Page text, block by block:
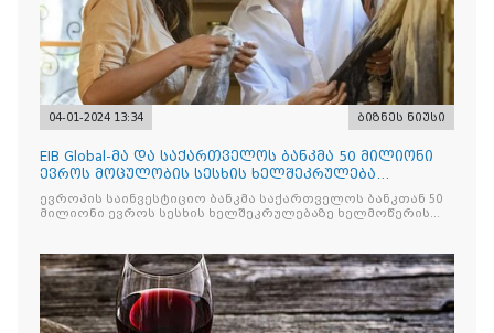
04-01-2024 13:34 ბიზნეს ნიუსი
EIB Global-მა და საქართველოს ბანკმა 50 მილიონი
ევროს მოცულობის სესხის ხელშეკრულება
გააფორმეს
ევროპის საინვესტიციო ბანკმა საქართველოს ბანკთან 50
მილიონი ევროს სესხის ხელშეკრულებაზე ხელმოწერის